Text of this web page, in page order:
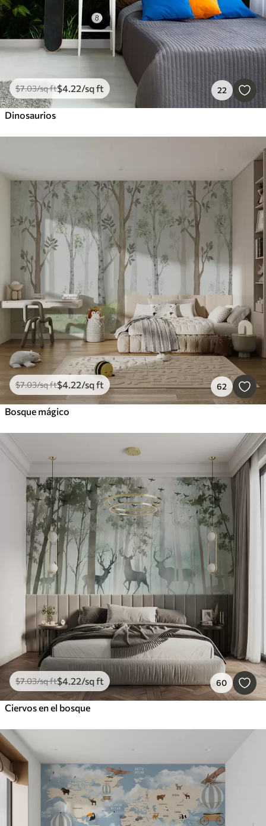
$7.03/sq ft$4 .22/sq ft 22
Dinosaurios
$7.03/sq ft$4 .22/sq ft 62
Bosque mágico
$7.03/sq ft$4 .22/sq ft 60
Ciervos en el bosque